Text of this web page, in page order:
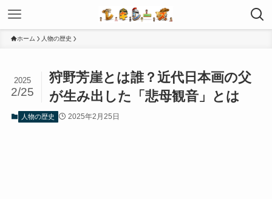
ホーム 人物の歴史
狩野芳崖とは誰？近代日本画の父
が生み出した「悲母観音」とは
2025
2/25
人物の歴史 2025年2月25日